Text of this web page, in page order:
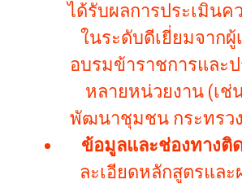
ได้รับผลการประเมินค
ในระดับดีเยี่ยมจากผู้
อบรมข้าราชการและ
หลายหน่วยงาน (เช่
พัฒนาชุมชน กระทรว
ข้อมูลและช่องทางติ
ละเอียดหลักสูตรและ